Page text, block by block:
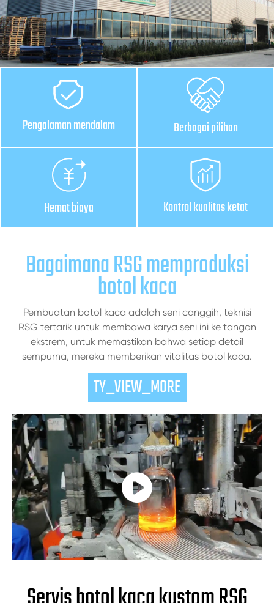
Pengalaman mendalam Berbagai pilihan
Hemat biaya Kontrol kualitas ketat
Bagaimana RSG memproduksi
botol kaca
Pembuatan botol kaca adalah seni canggih, teknisi
RSG tertarik untuk membawa karya seni ini ke tangan
ekstrem, untuk memastikan bahwa setiap detail
sempurna, mereka memberikan vitalitas botol kaca.
TY_VIEW_MORE
